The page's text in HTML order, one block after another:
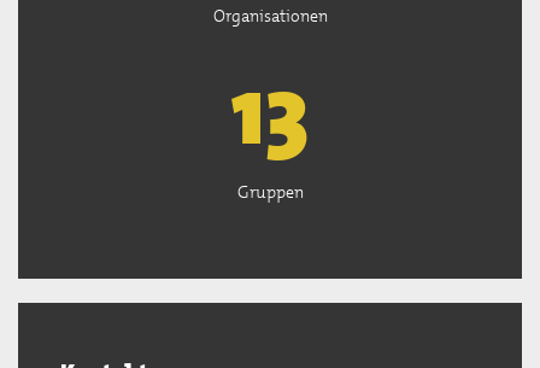
Organisationen
13
Gruppen